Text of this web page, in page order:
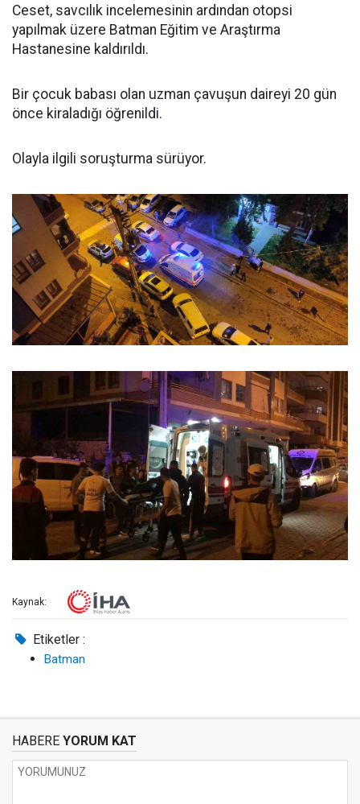
Ceset, savcılık incelemesinin ardından otopsi
yapılmak üzere Batman Eğitim ve Araştırma
Hastanesine kaldırıldı.
Bir çocuk babası olan uzman çavuşun daireyi 20 gün
önce kiraladığı öğrenildi.
Olayla ilgili soruşturma sürüyor.
Kaynak:
Etiketler :
Batman
HABERE YORUM KAT